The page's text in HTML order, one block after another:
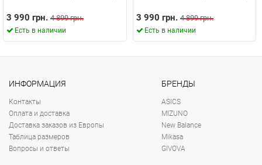
3 990 грн. 4 899 грн.
Есть в наличии
3 990 грн. 4 899 грн.
Есть в наличии
ИНФОРМАЦИЯ
Контакты
Оплата и доставка
Доставка заказов из Европы
Таблица размеров
Вопросы и ответы
БРЕНДЫ
ASICS
MIZUNO
New Balance
Mikasa
GIVOVA